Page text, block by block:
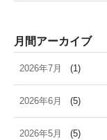
月間アーカイブ
2026年7月 (1)
2026年6月 (5)
2026年5月 (5)